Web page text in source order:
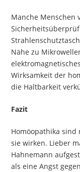
Manche Menschen
Nähe zu
Wirksamkeit der
die Haltbarkeit
Fazit
Homöopathika sind
sie wirken. Lieber
Hahnemann
als eine Angst